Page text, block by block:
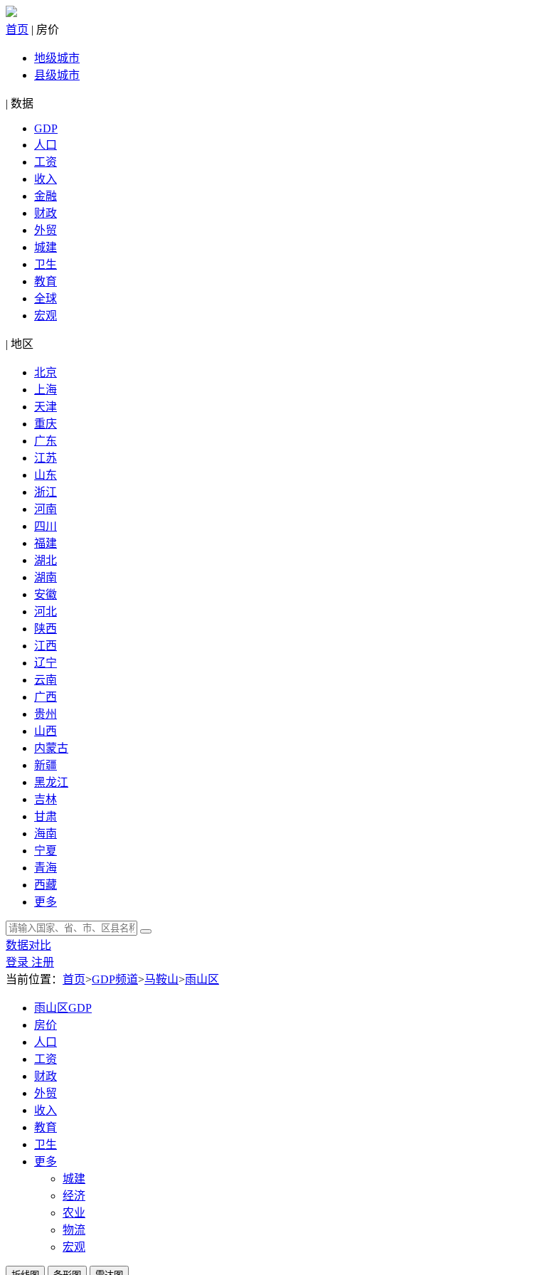
首页 | 房价
地级城市
县级城市
| 数据
GDP
人口
工资
收入
金融
财政
外贸
城建
卫生
教育
全球
宏观
| 地区
北京
上海
天津
重庆
广东
江苏
山东
浙江
河南
四川
福建
湖北
湖南
安徽
河北
陕西
江西
辽宁
云南
广西
贵州
山西
内蒙古
新疆
黑龙江
吉林
甘肃
海南
宁夏
青海
西藏
更多
数据对比
登录 注册
当前位置： 首页>GDP频道>马鞍山>雨山区
雨山区GDP
房价
人口
工资
财政
外贸
收入
教育
卫生
更多
城建
经济
农业
物流
宏观